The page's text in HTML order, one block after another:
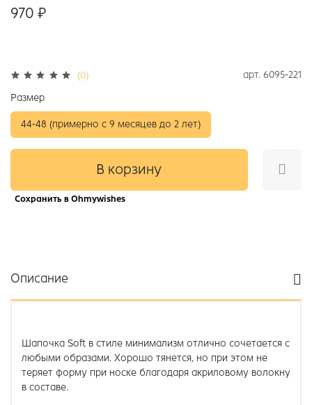
(0) арт. 6095-221
970 ₽
В корзину
Сохранить в Ohmywishes
Размер
44-48 (примерно с 9 месяцев до 2 лет)
Описание
Шапочка Soft в стиле минимализм отлично сочетается с
любыми образами. Хорошо тянется, но при этом не
теряет форму при носке благодаря акриловому волокну
в составе.